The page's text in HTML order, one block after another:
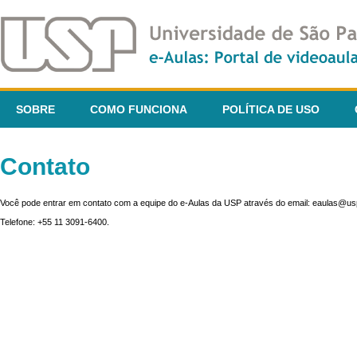
SOBRE COMO FUNCIONA POLÍTICA DE USO
Contato
Você pode entrar em contato com a equipe do e-Aulas da USP através do email:
Telefone: +55 11 3091-6400.